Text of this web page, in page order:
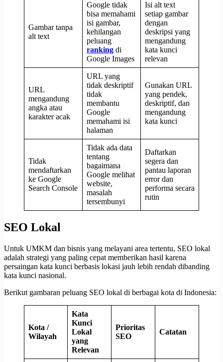
Gambar tanpa
alt text
Google tidak
bisa memahami
isi gambar,
kehilangan
peluang
ranking di
Google Images
Isi alt text
setiap gambar
dengan
deskripsi yang
mengandung
kata kunci
relevan
URL
mengandung
angka atau
karakter acak
URL yang
tidak deskriptif
tidak
membantu
Google
memahami isi
halaman
Gunakan URL
yang pendek,
deskriptif, dan
mengandung
kata kunci
Tidak
mendaftarkan
ke Google
Search Console
Tidak ada data
tentang
bagaimana
Google melihat
website,
masalah
tersembunyi
Daftarkan
segera dan
pantau laporan
error dan
performa secara
rutin
SEO Lokal
Untuk UMKM dan bisnis yang melayani area tertentu, SEO lokal
adalah strategi yang paling cepat memberikan hasil karena
persaingan kata kunci berbasis lokasi jauh lebih rendah dibanding
kata kunci nasional.
Berikut gambaran peluang SEO lokal di berbagai kota di Indonesia:
Kota /
Wilayah
Kata
Kunci
Lokal
yang
Relevan
Prioritas
SEO
Catatan